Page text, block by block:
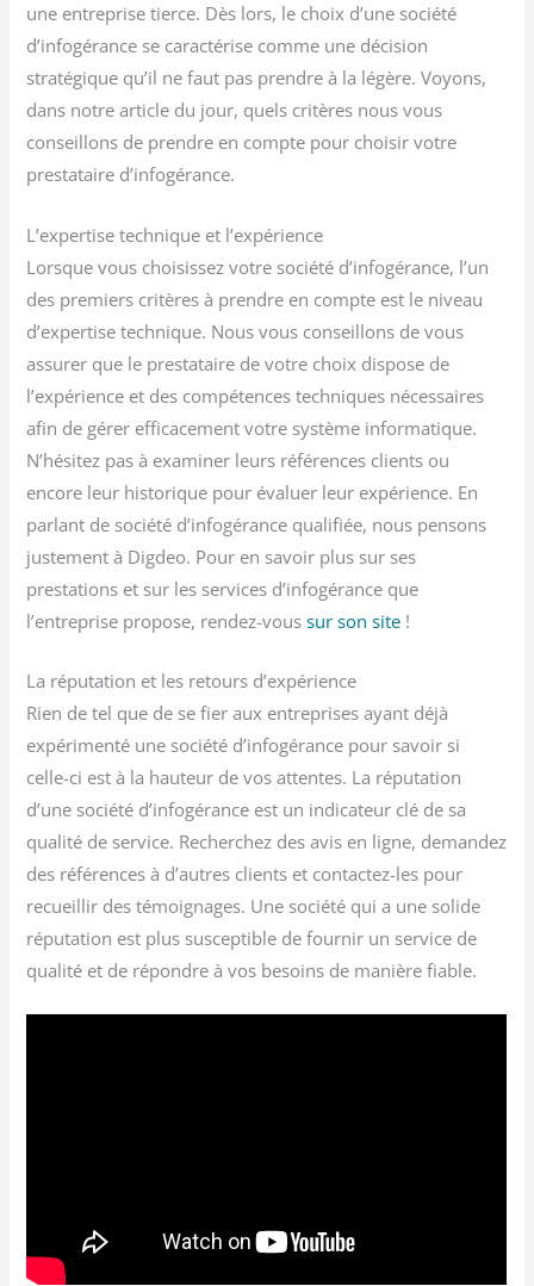
une entreprise tierce. Dès lors, le choix d’une société
d’infogérance se caractérise comme une décision
stratégique qu’il ne faut pas prendre à la légère. Voyons,
dans notre article du jour, quels critères nous vous
conseillons de prendre en compte pour choisir votre
prestataire d’infogérance.
L’expertise technique et l’expérience
Lorsque vous choisissez votre société d’infogérance, l’un
des premiers critères à prendre en compte est le niveau
d’expertise technique. Nous vous conseillons de vous
assurer que le prestataire de votre choix dispose de
l’expérience et des compétences techniques nécessaires
afin de gérer efficacement votre système informatique.
N’hésitez pas à examiner leurs références clients ou
encore leur historique pour évaluer leur expérience. En
parlant de société d’infogérance qualifiée, nous pensons
justement à Digdeo. Pour en savoir plus sur ses
prestations et sur les services d’infogérance que
l’entreprise propose, rendez-voussur son site !
La réputation et les retours d’expérience
Rien de tel que de se fier aux entreprises ayant déjà
expérimenté une société d’infogérance pour savoir si
celle-ci est à la hauteur de vos attentes. La réputation
d’une société d’infogérance est un indicateur clé de sa
qualité de service. Recherchez des avis en ligne, demandez
des références à d’autres clients et contactez-les pour
recueillir des témoignages. Une société qui a une solide
réputation est plus susceptible de fournir un service de
qualité et de répondre à vos besoins de manière fiable.